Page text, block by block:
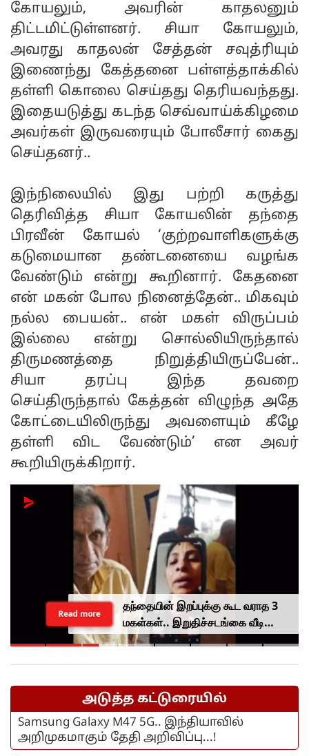
கோயலும், அவரின் காதலனும்
திட்டமிட்டுள்ளனர். சியா கோயலும்,
அவரது காதலன் சேத்தன் சவுத்ரியும்
இணைந்து கேத்தனை பள்ளத்தாக்கில்
தள்ளி கொலை செய்தது தெரியவந்தது.
இதையடுத்து கடந்த செவ்வாய்க்கிழமை
அவர்கள் இருவரையும் போலீசார் கைது
செய்தனர்..
இந்நிலையில் இது பற்றி கருத்து
தெரிவித்த சியா கோயலின் தந்தை
பிரவீன் கோயல் ‘குற்றவாளிகளுக்கு
கடுமையான தண்டனையை வழங்க
வேண்டும் என்று கூறினார். கேதனை
என் மகன் போல நினைத்தேன்.. மிகவும்
நல்ல பையன்.. என் மகள் விருப்பம்
இல்லை என்று சொல்லியிருந்தால்
திருமணத்தை நிறுத்தியிருப்பேன்..
சியா தரப்பு இந்த தவறை
செய்திருந்தால் கேத்தன் விழுந்த அதே
கோட்டையிலிருந்து அவளையும் கீழே
தள்ளி விட வேண்டும்’ என அவர்
கூறியிருக்கிறார்.
தந்தையின் இறப்புக்கு கூட வராத 3
மகள்கள்.. இறுதிச்சடங்கை வீடியோ
காலில் பார்த்த கொடுமை.. மனிதம்
Read more
அடுத்த கட்டுரையில்
Samsung Galaxy M47 5G.. இந்தியாவில்
அறிமுகமாகும் தேதி அறிவிப்பு...!